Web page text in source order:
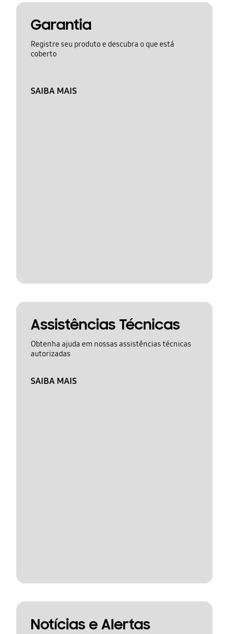
Garantia
Registre seu produto e descubra o que está
coberto
SAIBA MAIS
Assistências Técnicas
Obtenha ajuda em nossas assistências técnicas
autorizadas
SAIBA MAIS
Notícias e Alertas